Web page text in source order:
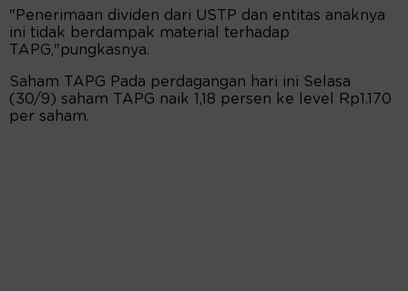
"Penerimaan dividen dari USTP dan entitas anaknya
ini tidak berdampak material terhadap
TAPG,"pungkasnya.
Saham TAPG Pada perdagangan hari ini Selasa
(30/9) saham TAPG naik 1,18 persen ke level Rp1.170
per saham.